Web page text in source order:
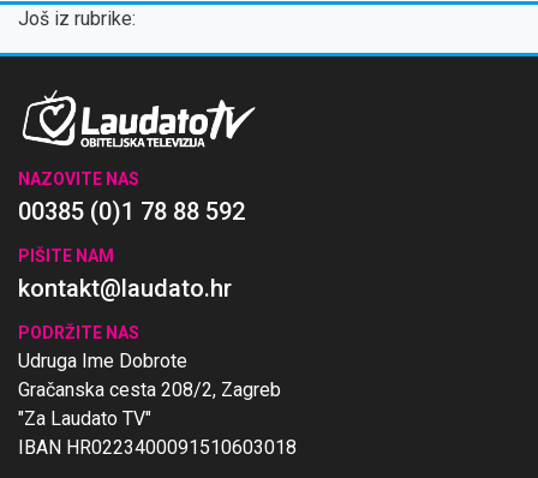
Još iz rubrike:
NAZOVITE NAS
00385 (0)1 78 88 592
PIŠITE NAM
kontakt@laudato.hr
PODRŽITE NAS
Udruga Ime Dobrote
Gračanska cesta 208/2, Zagreb
"Za Laudato TV"
IBAN HR0223400091510603018